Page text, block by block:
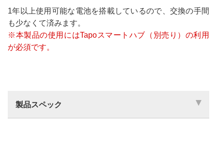
1年以上使用可能な電池を搭載しているので、交換の手間
も少なくて済みます。
※本製品の使用にはTapoスマートハブ（別売り）の利用
が必須です。
製品スペック